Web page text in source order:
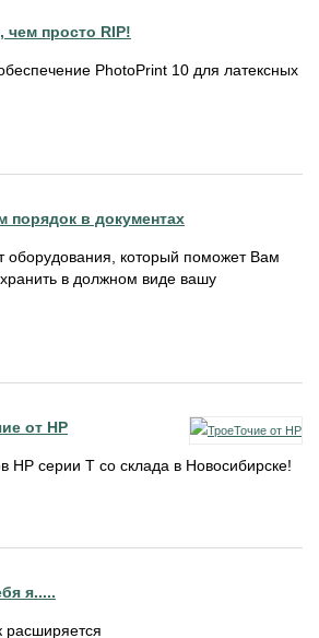
чем просто RIP!
PhotoPrint 10 для латексных
порядок в документах
оборудования, который поможет Вам
в должном виде вашу
от HP
HP серии T со склада в Новосибирске!
я.....
расширяется